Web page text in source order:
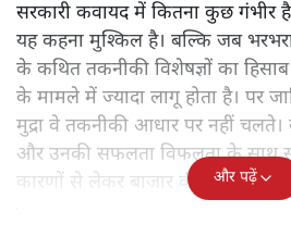
सरकारी कवायद में कितना कुछ गंभीर
यह कहना मुश्किल है। बल्कि जब
के कथित तकनीकी विशेषज्ञों का
के मामले में ज्यादा लागू होता है। पर
मुद्रा वे तकनीकी आधार पर नहीं
और उनकी सफलता विफलता के साथ
कारणों से लेकर बाजार की मांग समेत
और पढ़ें